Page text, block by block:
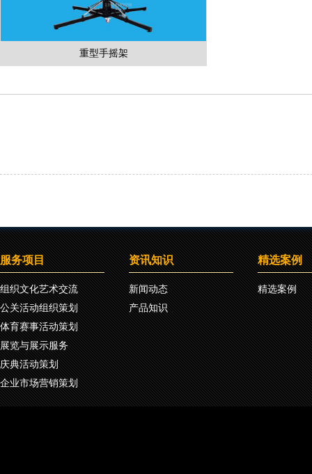
重型手摇架
服务项目
组织文化艺术交流
公关活动组织策划
体育赛事活动策划
展览与展示服务
庆典活动策划
企业市场营销策划
资讯知识
新闻动态
产品知识
精选案例
精选案例